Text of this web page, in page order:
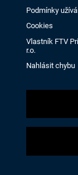
Podmínky
Cookies
Vlastník FTV
r.o.
Nahlásit chybu